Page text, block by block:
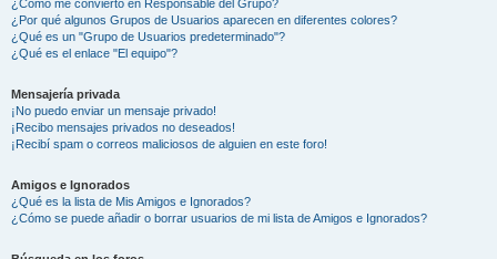
¿Cómo me convierto en Responsable del Grupo?
¿Por qué algunos Grupos de Usuarios aparecen en diferentes colores?
¿Qué es un "Grupo de Usuarios predeterminado"?
¿Qué es el enlace "El equipo"?
Mensajería privada
¡No puedo enviar un mensaje privado!
¡Recibo mensajes privados no deseados!
¡Recibí spam o correos maliciosos de alguien en este foro!
Amigos e Ignorados
¿Qué es la lista de Mis Amigos e Ignorados?
¿Cómo se puede añadir o borrar usuarios de mi lista de Amigos e Ignorados?